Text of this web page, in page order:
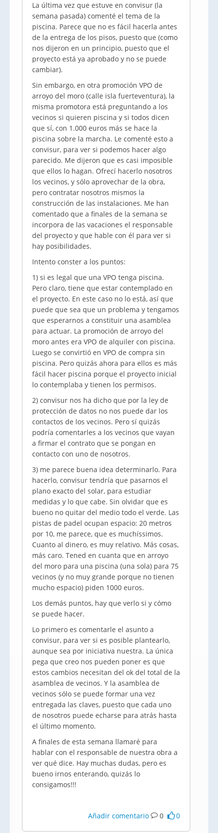
La última vez que estuve en convisur (la
semana pasada) comenté el tema de la
piscina. Parece que no es fácil hacerla antes
de la entrega de los pisos, puesto que (como
nos dijeron en un principio, puesto que el
proyecto está ya aprobado y no se puede
cambiar).
Sin embargo, en otra promoción VPO de
arroyo del moro (calle isla fuerteventura), la
misma promotora está preguntando a los
vecinos si quieren piscina y si todos dicen
que sí, con 1.000 euros más se hace la
piscina sobre la marcha. Le comenté esto a
convisur, para ver si podemos hacer algo
parecido. Me dijeron que es casi imposible
que ellos lo hagan. Ofrecí hacerlo nosotros
los vecinos, y sólo aprovechar de la obra,
pero contratar nosotros mismos la
construcción de las instalaciones. Me han
comentado que a finales de la semana se
incorpora de las vacaciones el responsable
del proyecto y que hable con él para ver si
hay posibilidades.
Intento conster a los puntos:
1) si es legal que una VPO tenga piscina.
Pero claro, tiene que estar contemplado en
el proyecto. En este caso no lo está, así que
puede que sea que un problema y tengamos
que esperarnos a constituir una asamblea
para actuar. La promoción de arroyo del
moro antes era VPO de alquiler con piscina.
Luego se convirtió en VPO de compra sin
piscina. Pero quizás ahora para ellos es más
fácil hacer piscina porque el proyecto inicial
lo contemplaba y tienen los permisos.
2) convisur nos ha dicho que por la ley de
protección de datos no nos puede dar los
contactos de los vecinos. Pero sí quizás
podría comentarles a los vecinos que vayan
a firmar el contrato que se pongan en
contacto con uno de nosotros.
3) me parece buena idea determinarlo. Para
hacerlo, convisur tendría que pasarnos el
plano exacto del solar, para estudiar
medidas y lo que cabe. Sin olvidar que es
bueno no quitar del medio todo el verde. Las
pistas de padel ocupan espacio: 20 metros
por 10, me parece, que es muchíssimos.
Cuanto al dinero, es muy relativo. Más cosas,
más caro. Tened en cuanta que en arroyo
del moro para una piscina (una sola) para 75
vecinos (y no muy grande porque no tienen
mucho espacio) piden 1000 euros.
Los demás puntos, hay que verlo si y cómo
se puede hacer.
Lo primero es comentarle el asunto a
convisur, para ver si es posible plantearlo,
aunque sea por iniciativa nuestra. La única
pega que creo nos pueden poner es que
estos cambios necesitan del ok del total de la
asamblea de vecinos. Y la asamblea de
vecinos sólo se puede formar una vez
entregada las claves, puesto que cada uno
de nosotros puede echarse para atrás hasta
el último momento.
A finales de esta semana llamaré para
hablar con el responsable de nuestra obra a
ver qué dice. Hay muchas dudas, pero es
bueno irnos enterando, quizás lo
consigamos!!!
Añadir comentario 0 0